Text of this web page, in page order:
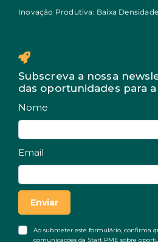
Inovação Produtiva: Baixa Densidade
Subscreva a nossa
das oportunidades para